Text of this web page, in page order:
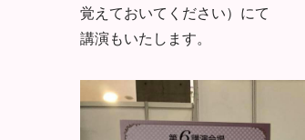
覚えておいてください）にて
講演もいたします。